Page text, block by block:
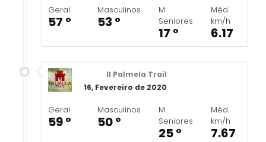
Geral
57 º
Masculinos
53 º
M
Seniores
17 º
Méd.
km/h
6.17
II Palmela Trail
16, Fevereiro de 2020
Geral
59 º
Masculinos
50 º
M
Seniores
25 º
Méd.
km/h
7.67